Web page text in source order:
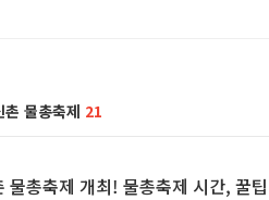
물총축제 21
물총축제 개최! 물총축제 시간, 꿀